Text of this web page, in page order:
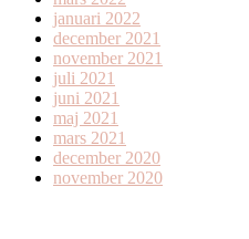
januari 2022
december 2021
november 2021
juli 2021
juni 2021
maj 2021
mars 2021
december 2020
november 2020